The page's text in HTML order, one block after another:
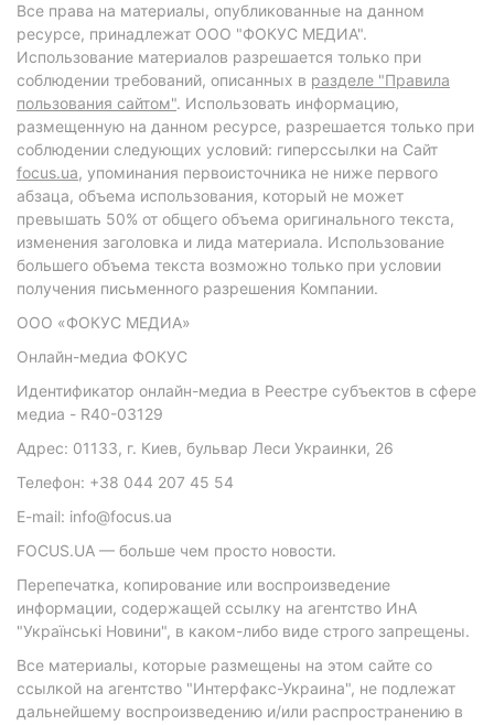
Все права на материалы, опубликованные на данном
ресурсе, принадлежат ООО "ФОКУС МЕДИА".
Использование материалов разрешается только при
соблюдении требований, описанных в разделе "Правила
пользования сайтом". Использовать информацию,
размещенную на данном ресурсе, разрешается только при
соблюдении следующих условий: гиперссылки на Сайт
focus.ua, упоминания первоисточника не ниже первого
абзаца, объема использования, который не может
превышать 50% от общего объема оригинального текста,
изменения заголовка и лида материала. Использование
большего объема текста возможно только при условии
получения письменного разрешения Компании.
ООО «ФОКУС МЕДИА»
Онлайн-медиа ФОКУС
Идентификатор онлайн-медиа в Реестре субъектов в сфере
медиа - R40-03129
Адрес: 01133, г. Киев, бульвар Леси Украинки, 26
Телефон: +38 044 207 45 54
E-mail: info@focus.ua
FOCUS.UA — больше чем просто новости.
Перепечатка, копирование или воспроизведение
информации, содержащей ссылку на агентство ИнА
"Українські Новини", в каком-либо виде строго запрещены.
Все материалы, которые размещены на этом сайте со
ссылкой на агентство "Интерфакс-Украина", не подлежат
дальнейшему воспроизведению и/или распространению в